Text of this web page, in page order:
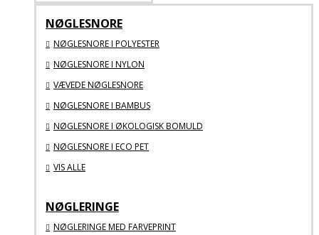
NØGLESNORE
NØGLESNORE I POLYESTER
NØGLESNORE I NYLON
VÆVEDE NØGLESNORE
NØGLESNORE I BAMBUS
NØGLESNORE I ØKOLOGISK BOMULD
NØGLESNORE I ECO PET
VIS ALLE
NØGLERINGE
NØGLERINGE MED FARVEPRINT